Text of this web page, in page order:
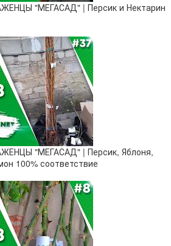
"МЕГАСАД" | Персик и Нектарин
"МЕГАСАД" | Персик, Яблоня,
100% соответствие